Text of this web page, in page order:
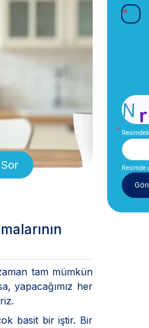
tam mümkün
yapacağımız her
basit bir iştir. Bir